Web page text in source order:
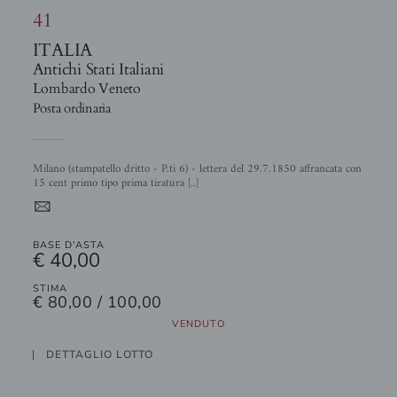
41
ITALIA
Antichi Stati Italiani
Lombardo Veneto
Posta ordinaria
Milano (stampatello dritto - P.ti 6) - lettera del 29.7.1850 affrancata con
15 cent primo tipo prima tiratura [..]
4
BASE D'ASTA
€ 40,00
STIMA
€ 80,00 / 100,00
VENDUTO
DETTAGLIO LOTTO